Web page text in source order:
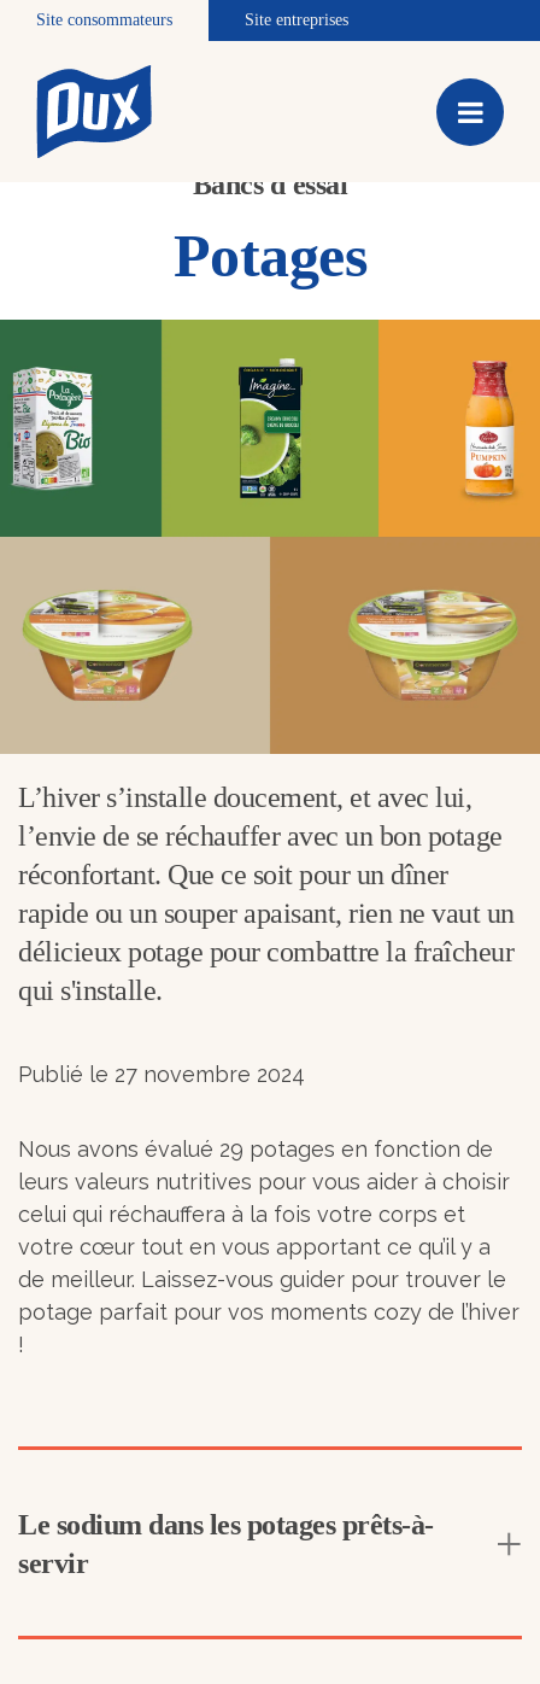
Site consommateurs Site entreprises
Bancs d'essai
Potages
L’hiver s’installe doucement, et avec lui,
l’envie de se réchauffer avec un bon potage
réconfortant. Que ce soit pour un dîner
rapide ou un souper apaisant, rien ne vaut un
délicieux potage pour combattre la fraîcheur
qui s'installe.
Publié le 27 novembre 2024
Nous avons évalué 29 potages en fonction de
leurs valeurs nutritives pour vous aider à choisir
celui qui réchauffera à la fois votre corps et
votre cœur tout en vous apportant ce qu’il y a
de meilleur. Laissez-vous guider pour trouver le
potage parfait pour vos moments cozy de l’hiver
!
Le sodium dans les potages prêts-à-
servir